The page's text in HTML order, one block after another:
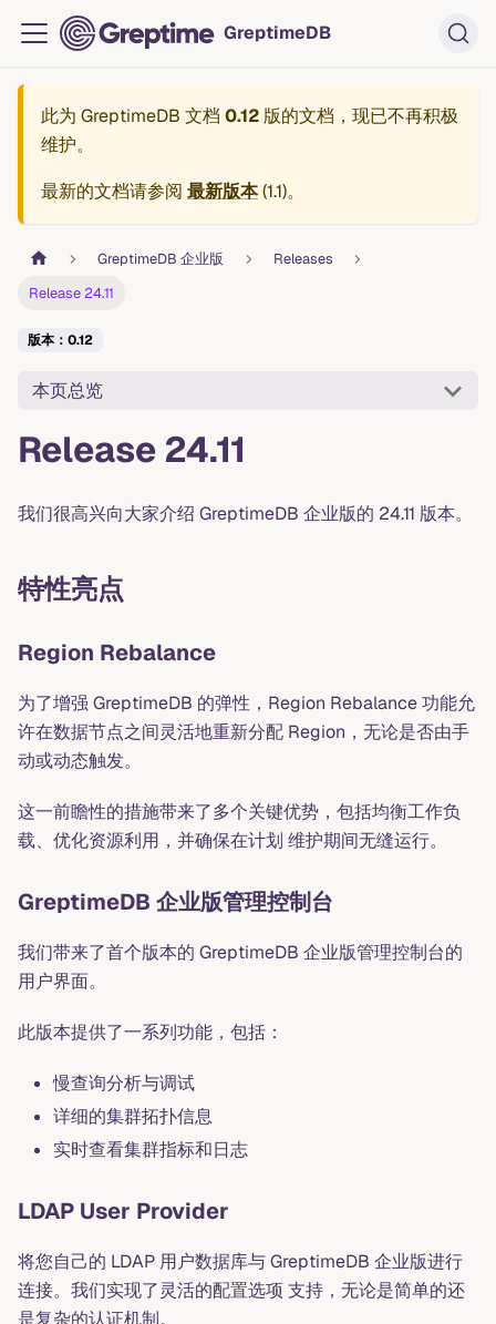
GreptimeDB
此为 GreptimeDB 文档 0.12 版的文档，现已不再积极
维护。
最新的文档请参阅 最新版本(1.1)。
GreptimeDB 企业版
Releases
Release 24.11
版本：0.12
本页总览
Release 24.11
我们很高兴向大家介绍 GreptimeDB 企业版的 24.11 版本。
特性亮点
Region Rebalance
为了增强 GreptimeDB 的弹性，Region Rebalance 功能允
许在数据节点之间灵活地重新分配 Region，无论是否由手
动或动态触发。
这一前瞻性的措施带来了多个关键优势，包括均衡工作负
载、优化资源利用，并确保在计划 维护期间无缝运行。
GreptimeDB 企业版管理控制台
我们带来了首个版本的 GreptimeDB 企业版管理控制台的
用户界面。
此版本提供了一系列功能，包括：
慢查询分析与调试
详细的集群拓扑信息
实时查看集群指标和日志
LDAP User Provider
将您自己的 LDAP 用户数据库与 GreptimeDB 企业版进行
连接。我们实现了灵活的配置选项 支持，无论是简单的还
是复杂的认证机制。